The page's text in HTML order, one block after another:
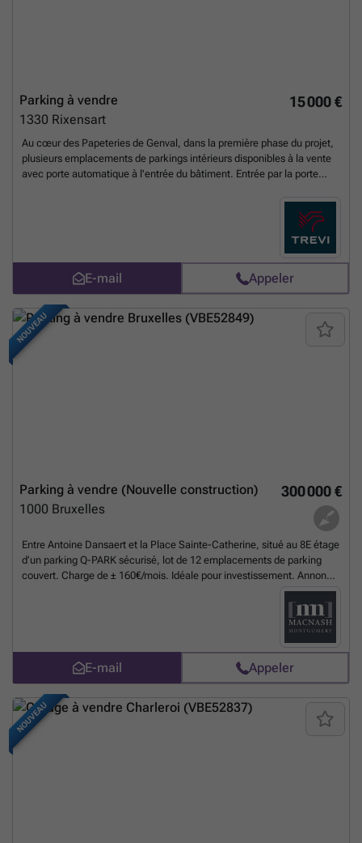
15 000 €
Parking à vendre
1330 Rixensart
Au cœur des Papeteries de Genval, dans la première phase du projet,
plusieurs emplacements de parkings intérieurs disponibles à la vente
avec porte automatique à l'entrée du bâtiment. Entrée par la porte
E-mail Appeler
NOUVEAU
300 000 €
Parking à vendre (Nouvelle construction)
1000 Bruxelles
Entre Antoine Dansaert et la Place Sainte-Catherine, situé au 8E étage
d’un parking Q-PARK sécurisé, lot de 12 emplacements de parking
couvert. Charge de ± 160€/mois. Idéale pour investissement. Annonce
et indications non contractuelles, sous réserve de modifications. Info :
E-mail Appeler
NOUVEAU